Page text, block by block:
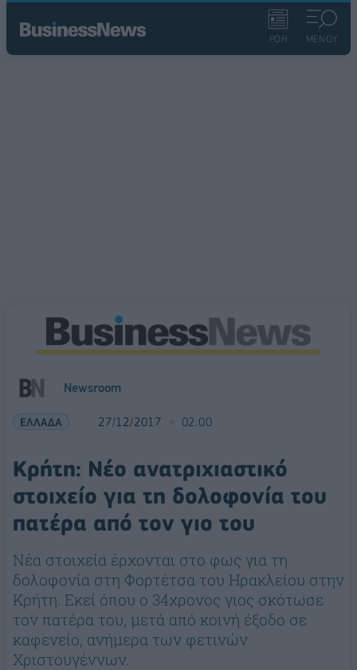
ΡΟΗ ΜΕΝΟΥ
Newsroom
ΕΛΛΑΔΑ 27/12/2017 02:00
Κρήτη: Νέο ανατριχιαστικό
στοιχείο για τη δολοφονία του
πατέρα από τον γιο του
Νέα στοιχεία έρχονται στο φως για τη
δολοφονία στη Φορτέτσα του Ηρακλείου στην
Κρήτη. Εκεί όπου ο 34χρονος γιος σκότωσε
τον πατέρα του, μετά από κοινή έξοδο σε
καφενείο, ανήμερα των φετινών
Χριστουγέννων.